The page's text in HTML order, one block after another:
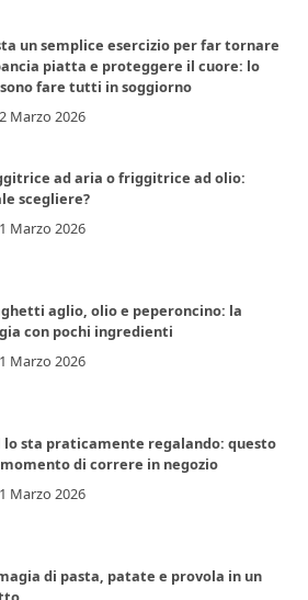
un semplice esercizio per far tornare
piatta e proteggere il cuore: lo
fare tutti in soggiorno
2 Marzo 2026
ad aria o friggitrice ad olio:
scegliere?
1 Marzo 2026
aglio, olio e peperoncino: la
con pochi ingredienti
1 Marzo 2026
lo sta praticamente regalando: questo
di correre in negozio
1 Marzo 2026
di pasta, patate e provola in un